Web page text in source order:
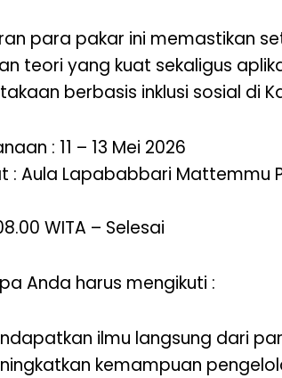
para pakar ini memastikan
teori yang kuat sekaligus
berbasis inklusi sosial di
: 11 – 13 Mei 2026
: Aula Lapababbari Mattemmu
WITA – Selesai
Anda harus mengikuti :
ilmu langsung dari
kemampuan